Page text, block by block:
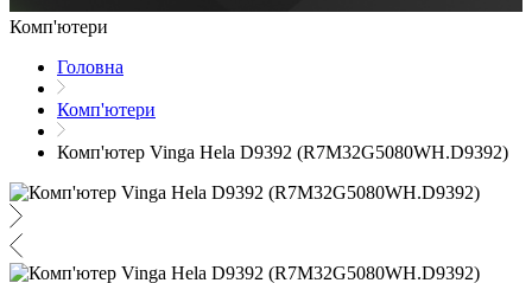
Комп'ютери
Головна
Комп'ютери
Комп'ютер Vinga Hela D9392 (R7M32G5080WH.D9392)